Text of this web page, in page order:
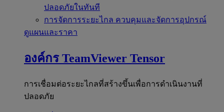
ปลอดภัยในทันที
การจัดการระยะไกล ควบคุมและจัดการอุปกรณ์
ดูแผนและราคา
องค์กร TeamViewer Tensor
การเชื่อมต่อระยะไกลที่สร้างขึ้นเพื่อการดำเนินงานที่
ปลอดภัย